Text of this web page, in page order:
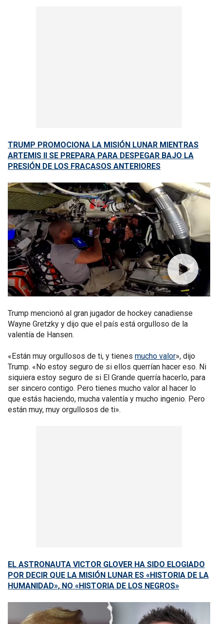
TRUMP PROMOCIONA LA MISIÓN LUNAR MIENTRAS
ARTEMIS II SE PREPARA PARA DESPEGAR BAJO LA
PRESIÓN DE LOS FRACASOS ANTERIORES
Trump mencionó al gran jugador de hockey canadiense
Wayne Gretzky y dijo que el país está orgulloso de la
valentía de Hansen.
«Están muy orgullosos de ti, y tienes mucho valor», dijo
Trump. «No estoy seguro de si ellos querrían hacer eso. Ni
siquiera estoy seguro de si El Grande querría hacerlo, para
ser sincero contigo. Pero tienes mucho valor al hacer lo
que estás haciendo, mucha valentía y mucho ingenio. Pero
están muy, muy orgullosos de ti».
EL ASTRONAUTA VICTOR GLOVER HA SIDO ELOGIADO
POR DECIR QUE LA MISIÓN LUNAR ES «HISTORIA DE LA
HUMANIDAD», NO «HISTORIA DE LOS NEGROS»